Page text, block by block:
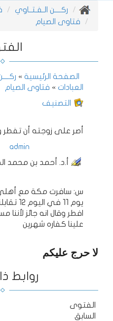
ركــــن الـفـتــاوي
فتاوى الصيام
الصفحة الرئيسية »
العبادات » فتاوى الصيام
التصنيف
أصر على زوجته أن تفطر
admin
أ.د. أحمد بن محمد
يوم ١١
افطر وقال انه جائز لأننا
علينا كفاره شهرين
لا حرج عليكم
روابط
الفتوى
السابق